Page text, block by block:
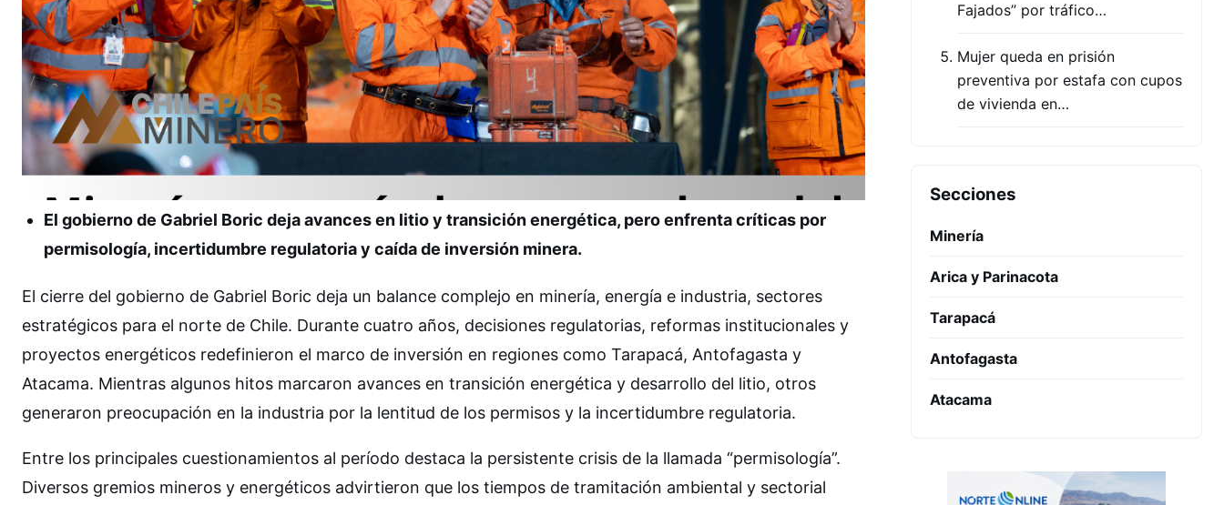
El gobierno de Gabriel Boric deja avances en litio y transición energética, pero enfrenta críticas por
permisología, incertidumbre regulatoria y caída de inversión minera.
El cierre del gobierno de Gabriel Boric deja un balance complejo en minería, energía e industria, sectores
estratégicos para el norte de Chile. Durante cuatro años, decisiones regulatorias, reformas institucionales y
proyectos energéticos redefinieron el marco de inversión en regiones como Tarapacá, Antofagasta y
Atacama. Mientras algunos hitos marcaron avances en transición energética y desarrollo del litio, otros
generaron preocupación en la industria por la lentitud de los permisos y la incertidumbre regulatoria.
Entre los principales cuestionamientos al período destaca la persistente crisis de la llamada “permisología”.
Diversos gremios mineros y energéticos advirtieron que los tiempos de tramitación ambiental y sectorial
Fajados” por tráfico…
Mujer queda en prisión
preventiva por estafa con cupos
de vivienda en…
Secciones
Minería
Arica y Parinacota
Tarapacá
Antofagasta
Atacama